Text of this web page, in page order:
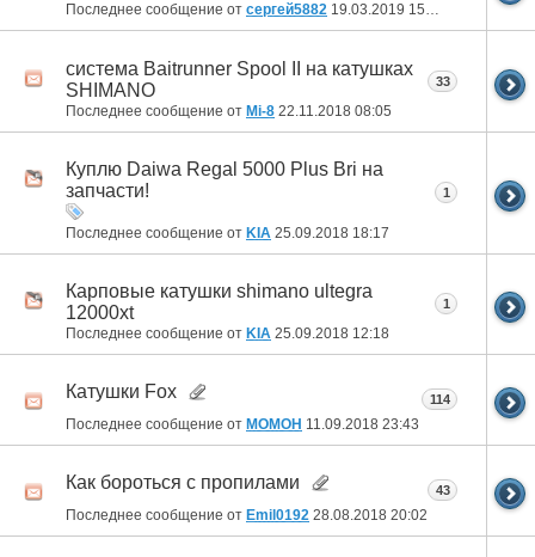
Последнее сообщение от сергей5882 19.03.2019 15:34
система Baitrunner Spool II на катушках
SHIMANO
Последнее сообщение от Mi-8 22.11.2018 08:05
33
Куплю Daiwa Regal 5000 Plus Bri на
запчасти!
Последнее сообщение от KIA 25.09.2018 18:17
1
Карповые катушки shimano ultegra
12000xt
Последнее сообщение от KIA 25.09.2018 12:18
1
Катушки Fox
Последнее сообщение от MOMOH 11.09.2018 23:43
114
Как бороться с пропилами
Последнее сообщение от Emil0192 28.08.2018 20:02
43